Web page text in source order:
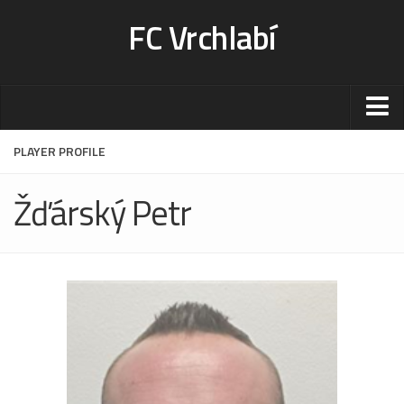
FC Vrchlabí
Stadion
Kontakt-rezervace
PLAYER PROFILE
Žďárský Petr